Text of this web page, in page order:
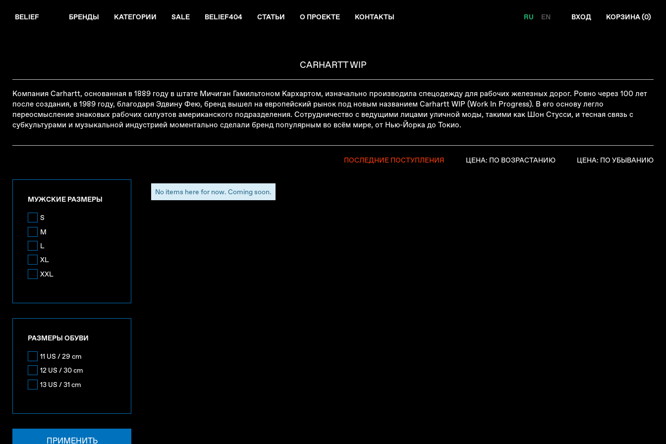
BELIEF БРЕНДЫ КАТЕГОРИИ SALE BELIEF404 СТАТЬИ О ПРОЕКТЕ КОНТАКТЫ RU EN ВХОД КОРЗИНА (0)
CARHARTT WIP
Компания Carhartt, основанная в 1889 году в штате Мичиган Гамильтоном Кархартом, изначально производила спецодежду для рабочих железных дорог. Ровно через 100 лет
после создания, в 1989 году, благодаря Эдвину Фею, бренд вышел на европейский рынок под новым названием Carhartt WIP (Work In Progress). В его основу легло
переосмысление знаковых рабочих силуэтов американского подразделения. Сотрудничество с ведущими лицами уличной моды, такими как Шон Стусси, и тесная связь с
субкультурами и музыкальной индустрией моментально сделали бренд популярным во всём мире, от Нью-Йорка до Токио.
ПОСЛЕДНИЕ ПОСТУПЛЕНИЯ ЦЕНА: ПО ВОЗРАСТАНИЮ ЦЕНА: ПО УБЫВАНИЮ
МУЖСКИЕ РАЗМЕРЫ
S
M
L
XL
XXL
РАЗМЕРЫ ОБУВИ
11 US / 29 cm
12 US / 30 cm
13 US / 31 cm
ПРИМЕНИТЬ
No items here for now. Coming soon.